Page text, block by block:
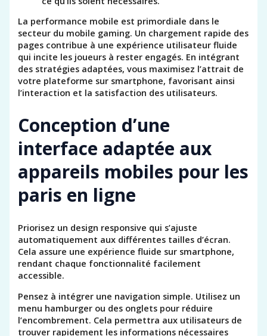
La performance mobile est primordiale dans le
secteur du mobile gaming. Un chargement rapide des
pages contribue à une expérience utilisateur fluide
qui incite les joueurs à rester engagés. En intégrant
des stratégies adaptées, vous maximisez l’attrait de
votre plateforme sur smartphone, favorisant ainsi
l’interaction et la satisfaction des utilisateurs.
Conception d’une
interface adaptée aux
appareils mobiles pour les
paris en ligne
Priorisez un design responsive qui s’ajuste
automatiquement aux différentes tailles d’écran.
Cela assure une expérience fluide sur smartphone,
rendant chaque fonctionnalité facilement
accessible.
Pensez à intégrer une navigation simple. Utilisez un
menu hamburger ou des onglets pour réduire
l’encombrement. Cela permettra aux utilisateurs de
trouver rapidement les informations nécessaires